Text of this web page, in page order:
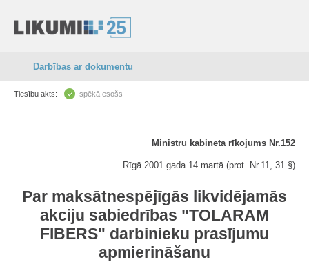
Darbības ar dokumentu
Tiesību akts: spēkā esošs
Ministru kabineta rīkojums Nr.152
Rīgā 2001.gada 14.martā (prot. Nr.11, 31.§)
Par maksātnespējīgās likvidējamās
akciju sabiedrības "TOLARAM
FIBERS" darbinieku prasījumu
apmierināšanu